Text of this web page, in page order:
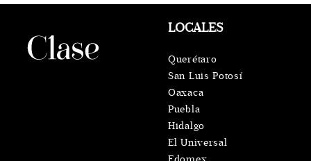
LOCALES
Querétaro
San Luis Potosí
Oaxaca
Puebla
Hidalgo
El Universal